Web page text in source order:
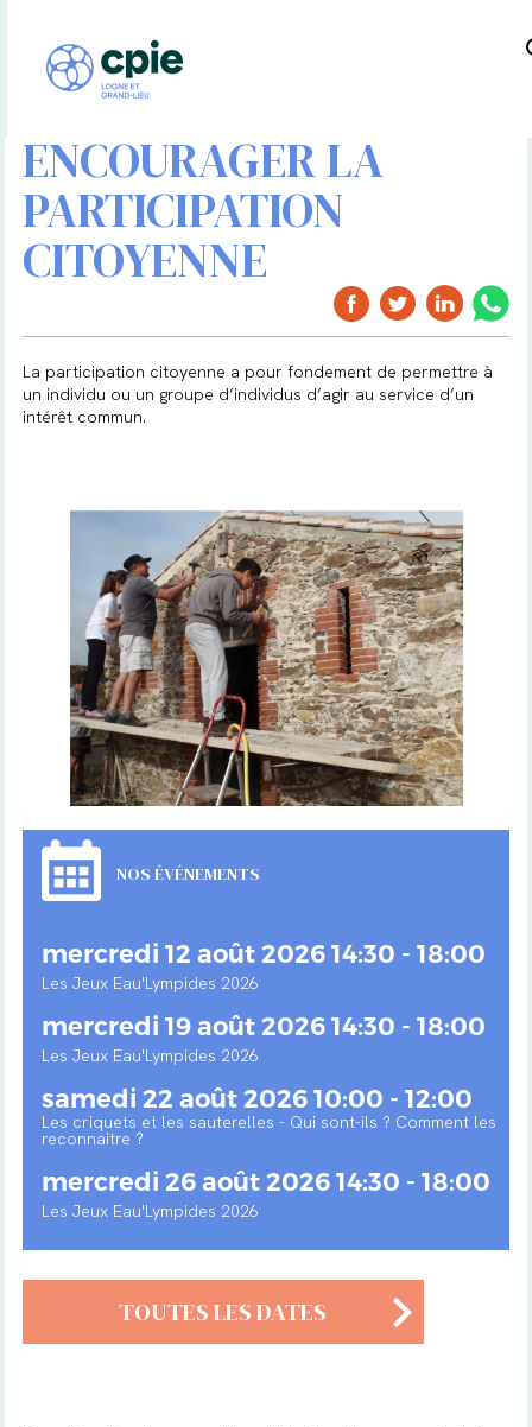
ENCOURAGER LA
PARTICIPATION
CITOYENNE
La participation citoyenne a pour fondement de permettre à
un individu ou un groupe d’individus d’agir au service d’un
intérêt commun.
NOS ÉVÉNEMENTS
mercredi 12 août 2026 14:30 - 18:00
Les Jeux Eau'Lympides 2026
mercredi 19 août 2026 14:30 - 18:00
Les Jeux Eau'Lympides 2026
samedi 22 août 2026 10:00 - 12:00
Les criquets et les sauterelles - Qui sont-ils ? Comment les
reconnaitre ?
mercredi 26 août 2026 14:30 - 18:00
Les Jeux Eau'Lympides 2026
TOUTES LES DATES